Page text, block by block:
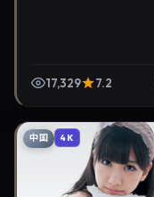
17,329 7.2
中国 4K